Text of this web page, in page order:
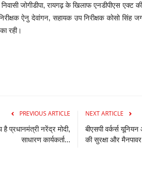
जोगीडीपा, रायगढ़ के खिलाफ एनडीपीएस एक्ट
ऐनु देवांगन, सहायक उप निरीक्षक कोसो
रही।
PREVIOUS ARTICLE
प्रधानमंत्री नरेंद्र मोदी,
साधारण कार्यकर्ता...
NEXT ARTICLE
बीएसपी वर्कर्स
की सुरक्षा और